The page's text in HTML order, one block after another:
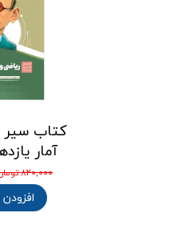
کتاب سیر
آمار
۸۲۰,۰۰۰ تومان